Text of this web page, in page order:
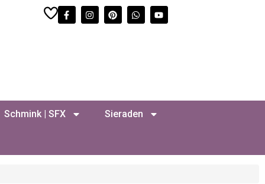
Schmink | SFX Sieraden